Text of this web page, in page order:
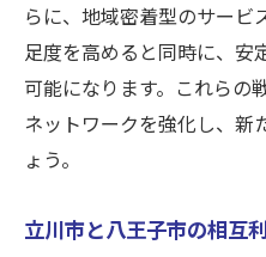
らに、地域密着型のサービ
足度を高めると同時に、安
可能になります。これらの
ネットワークを強化し、新
ょう。
立川市と八王子市の相互